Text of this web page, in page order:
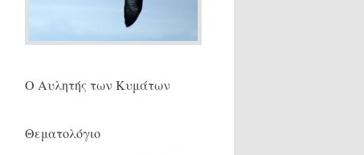
Ο Αυλητής των Κυμάτων
Θεματολόγιο